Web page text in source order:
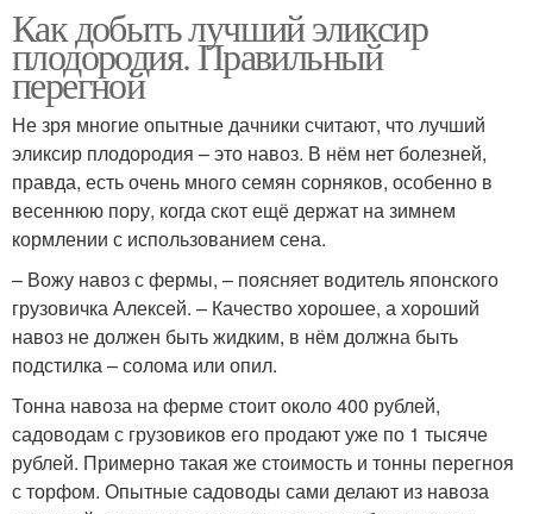
Как добыть лучший эликсир
плодородия. Правильный
перегной
Не зря многие опытные дачники считают, что лучший
эликсир плодородия – это навоз. В нём нет болезней,
правда, есть очень много семян сорняков, особенно в
весеннюю пору, когда скот ещё держат на зимнем
кормлении с использованием сена.
– Вожу навоз с фермы, – поясняет водитель японского
грузовичка Алексей. – Качество хорошее, а хороший
навоз не должен быть жидким, в нём должна быть
подстилка – солома или опил.
Тонна навоза на ферме стоит около 400 рублей,
садоводам с грузовиков его продают уже по 1 тысяче
рублей. Примерно такая же стоимость и тонны перегноя
с торфом. Опытные садоводы сами делают из навоза